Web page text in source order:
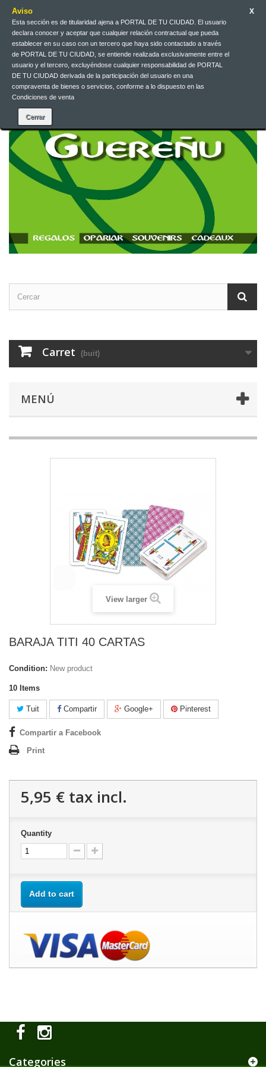
Aviso
Esta sección es de titularidad ajena a PORTAL DE TU CIUDAD. El usuario
declara conocer y aceptar que cualquier relación contractual que pueda
establecer en su caso con un tercero que haya sido contactado a través
de PORTAL DE TU CIUDAD, se entiende realizada exclusivamente entre el
usuario y el tercero, excluyéndose cualquier responsabilidad de PORTAL
DE TU CIUDAD derivada de la participación del usuario en una
compraventa de bienes o servicios, conforme a lo dispuesto en las
Condiciones de venta
X
EUR
Català
Contacteu-nos
Carret (buit)
MENÚ
View larger
BARAJA TITI 40 CARTAS
Condition: New product
10 Items
Tuit Compartir Google+ Pinterest
Compartir a Facebook
Print
5,95 € tax incl.
Quantity
Add to cart
Categories